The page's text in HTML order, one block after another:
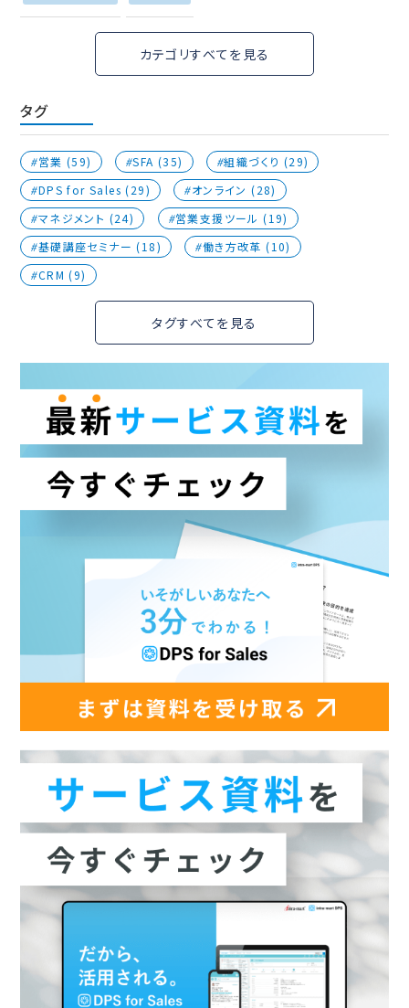
カテゴリすべてを見る
タグ
営業 (59) SFA (35)
組織づくり (29)
DPS for Sales (29)
オンライン (28)
マネジメント (24)
営業支援ツール (19)
基礎講座セミナー (18)
働き方改革 (10)
CRM (9)
タグすべてを見る